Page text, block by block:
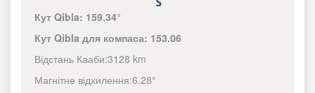
Кут Qibla: 159.34°
Кут Qibla для компаса: 153.06
Відстань Кааби:3128 km
Магнітне відхилення:6.28°